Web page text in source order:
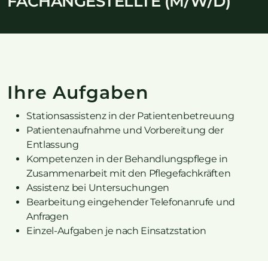
Ihre Aufgaben
Stationsassistenz in der Patientenbetreuung
Patientenaufnahme und Vorbereitung der
Entlassung
Kompetenzen in der Behandlungspflege in
Zusammenarbeit mit den Pflegefachkräften
Assistenz bei Untersuchungen
Bearbeitung eingehender Telefonanrufe und
Anfragen
Einzel-Aufgaben je nach Einsatzstation